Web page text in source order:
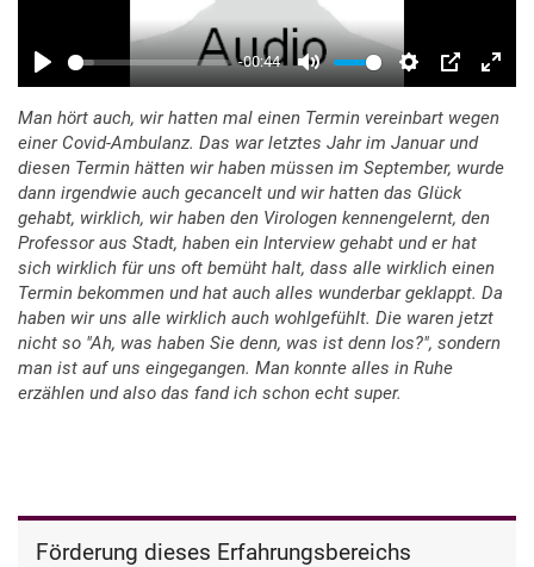
Man hört auch, wir hatten mal einen Termin vereinbart wegen
einer Covid-Ambulanz. Das war letztes Jahr im Januar und
diesen Termin hätten wir haben müssen im September, wurde
dann irgendwie auch gecancelt und wir hatten das Glück
gehabt, wirklich, wir haben den Virologen kennengelernt, den
Professor aus Stadt, haben ein Interview gehabt und er hat
sich wirklich für uns oft bemüht halt, dass alle wirklich einen
Termin bekommen und hat auch alles wunderbar geklappt. Da
haben wir uns alle wirklich auch wohlgefühlt. Die waren jetzt
nicht so "Ah, was haben Sie denn, was ist denn los?", sondern
man ist auf uns eingegangen. Man konnte alles in Ruhe
erzählen und also das fand ich schon echt super.
Förderung dieses Erfahrungsbereichs